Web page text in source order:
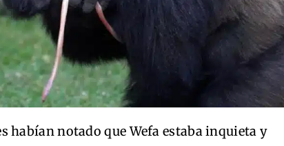
habían notado que Wefa estaba inquieta y